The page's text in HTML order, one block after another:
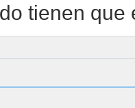
tienen que